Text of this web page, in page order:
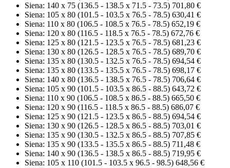
Siena: 140 x 75 (136.5 - 138.5 x 71.5 - 73.5) 701,80 €
Siena: 105 x 80 (101.5 - 103.5 x 76.5 - 78.5) 630,41 €
Siena: 110 x 80 (106.5 - 108.5 x 76.5 - 78.5) 652,19 €
Siena: 120 x 80 (116.5 - 118.5 x 76.5 - 78.5) 672,76 €
Siena: 125 x 80 (121.5 - 123.5 x 76.5 - 78.5) 681,23 €
Siena: 130 x 80 (126.5 - 128.5 x 76.5 - 78.5) 689,70 €
Siena: 135 x 80 (130.5 - 132.5 x 76.5 - 78.5) 694,54 €
Siena: 135 x 80 (133.5 - 135.5 x 76.5 - 78.5) 698,17 €
Siena: 140 x 80 (136.5 - 138.5 x 76.5 - 78.5) 706,64 €
Siena: 105 x 90 (101.5 - 103.5 x 86.5 - 88.5) 643,72 €
Siena: 110 x 90 (106.5 - 108.5 x 86.5 - 88.5) 665,50 €
Siena: 120 x 90 (116.5 - 118.5 x 86.5 - 88.5) 686,07 €
Siena: 125 x 90 (121.5 - 123.5 x 86.5 - 88.5) 694,54 €
Siena: 130 x 90 (126.5 - 128.5 x 86.5 - 88.5) 703,01 €
Siena: 135 x 90 (130.5 - 132.5 x 86.5 - 88.5) 707,85 €
Siena: 135 x 90 (133.5 - 135.5 x 86.5 - 88.5) 711,48 €
Siena: 140 x 90 (136.5 - 138.5 x 86.5 - 88.5) 719,95 €
Siena: 105 x 110 (101.5 - 103.5 x 96.5 - 98.5) 648,56 €